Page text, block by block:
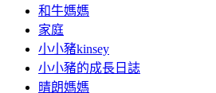
和牛媽媽
家庭
小小豬kinsey
小小豬的成長日誌
晴朗媽媽